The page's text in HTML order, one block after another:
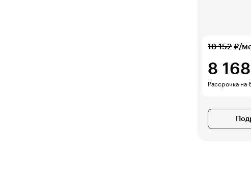
18 152 ₽/
8 168
Рассрочка на